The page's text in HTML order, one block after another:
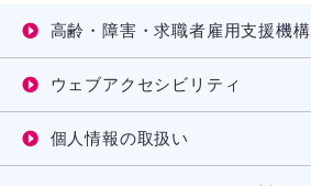
高齢・障害・求職者雇用支援機構
ウェブアクセシビリティ
個人情報の取扱い